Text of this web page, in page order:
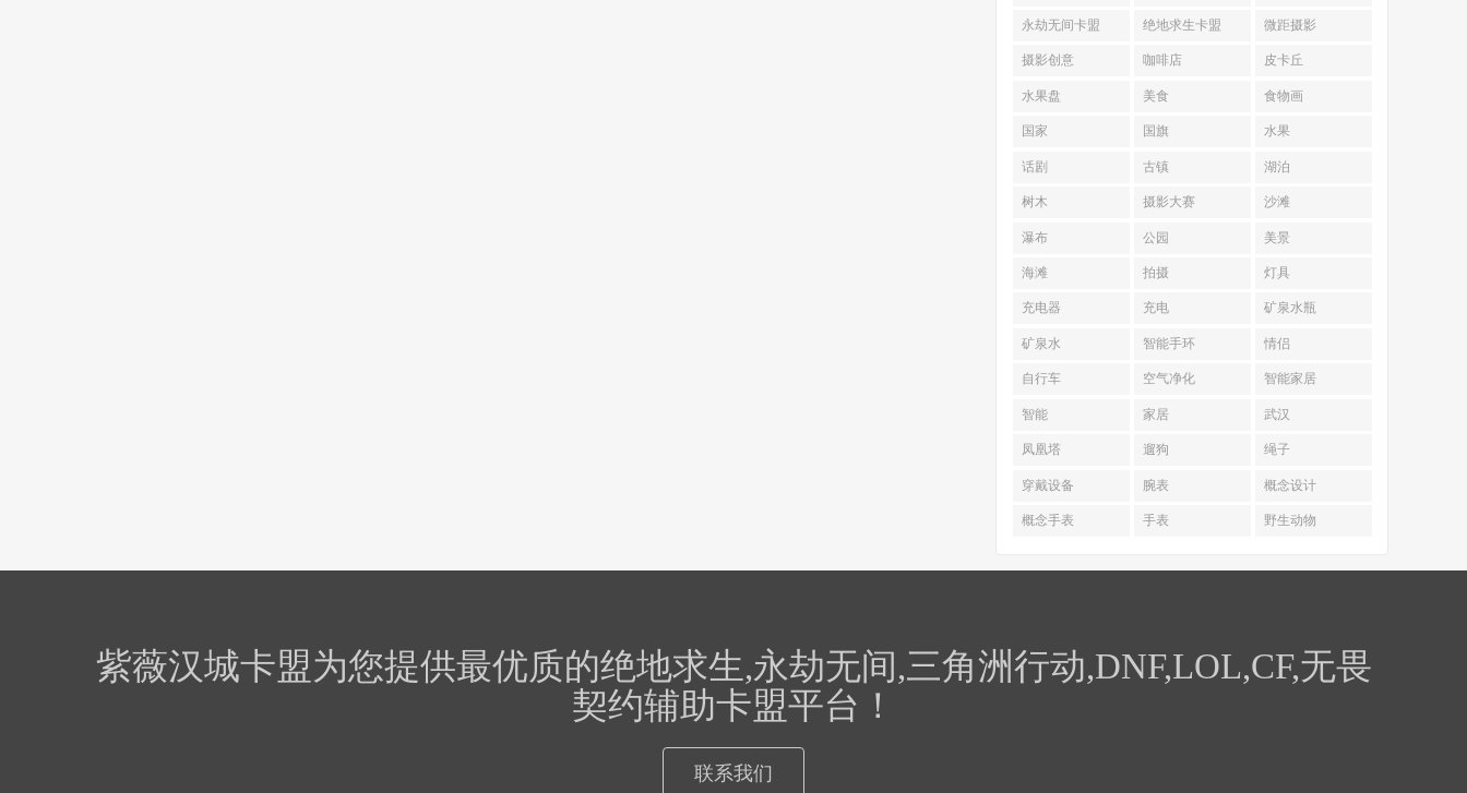
永劫无间卡盟 绝地求生卡盟 微距摄影
摄影创意 咖啡店 皮卡丘
水果盘 美食 食物画
国家 国旗 水果
话剧 古镇 湖泊
树木 摄影大赛 沙滩
瀑布 公园 美景
海滩 拍摄 灯具
充电器 充电 矿泉水瓶
矿泉水 智能手环 情侣
自行车 空气净化 智能家居
智能 家居 武汉
凤凰塔 遛狗 绳子
穿戴设备 腕表 概念设计
概念手表 手表 野生动物
紫薇汉城卡盟为您提供最优质的绝地求生,永劫无间,三角洲行动,DNF,LOL,CF,无畏
契约辅助卡盟平台！
联系我们